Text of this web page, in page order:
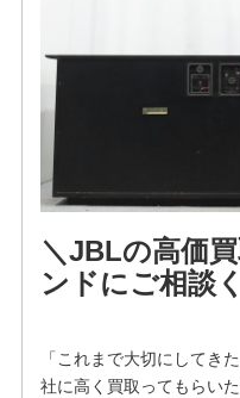
＼JBLの高価
ンドにご相談
「これまで大切にしてき
社に高く買取ってもらいた